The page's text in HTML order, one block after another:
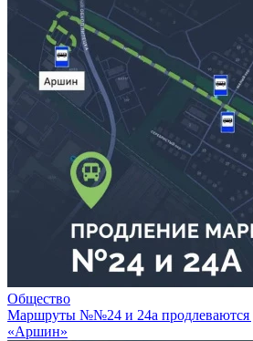
Общество
Маршруты №№24 и 24а продлеваются
«Аршин»